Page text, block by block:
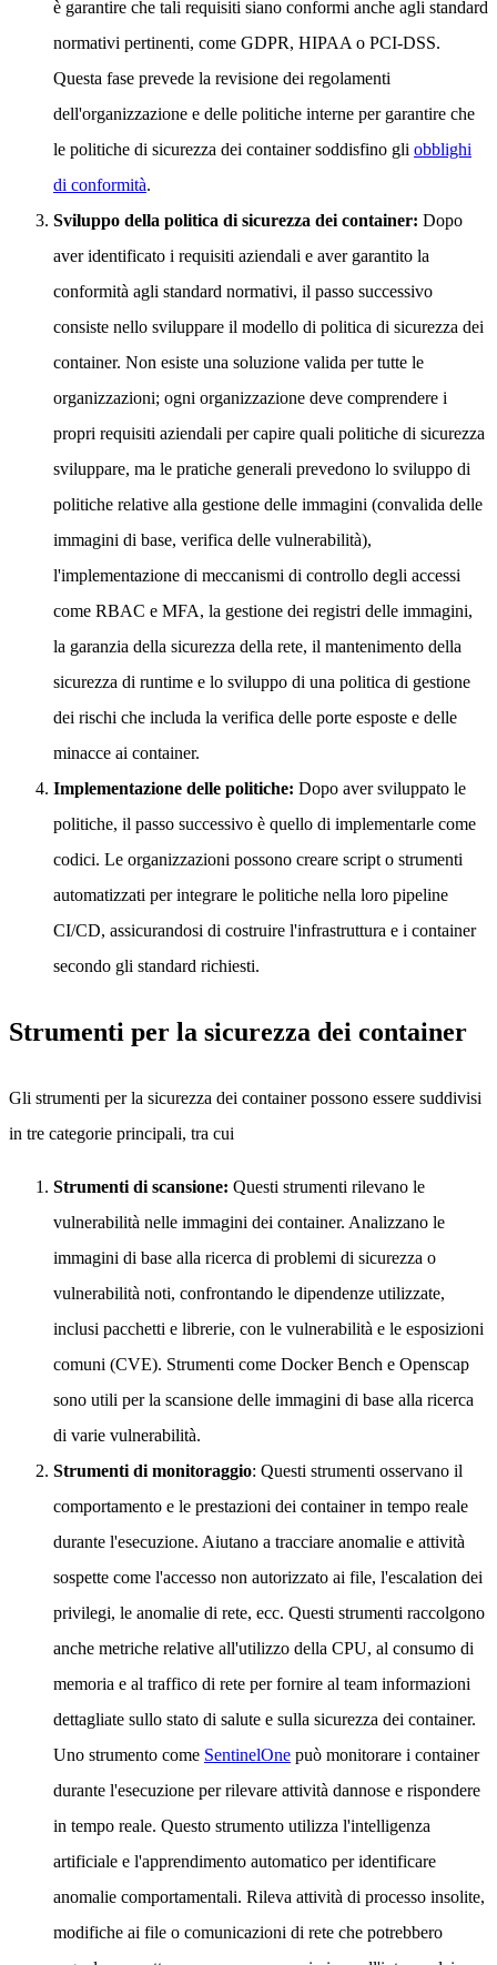
è garantire che tali requisiti siano conformi anche agli standard
normativi pertinenti, come GDPR, HIPAA o PCI-DSS.
Questa fase prevede la revisione dei regolamenti
dell'organizzazione e delle politiche interne per garantire che
le politiche di sicurezza dei container soddisfino gli obblighi
di conformità.
Sviluppo della politica di sicurezza dei container: Dopo
aver identificato i requisiti aziendali e aver garantito la
conformità agli standard normativi, il passo successivo
consiste nello sviluppare il modello di politica di sicurezza dei
container. Non esiste una soluzione valida per tutte le
organizzazioni; ogni organizzazione deve comprendere i
propri requisiti aziendali per capire quali politiche di sicurezza
sviluppare, ma le pratiche generali prevedono lo sviluppo di
politiche relative alla gestione delle immagini (convalida delle
immagini di base, verifica delle vulnerabilità),
l'implementazione di meccanismi di controllo degli accessi
come RBAC e MFA, la gestione dei registri delle immagini,
la garanzia della sicurezza della rete, il mantenimento della
sicurezza di runtime e lo sviluppo di una politica di gestione
dei rischi che includa la verifica delle porte esposte e delle
minacce ai container.
Implementazione delle politiche: Dopo aver sviluppato le
politiche, il passo successivo è quello di implementarle come
codici. Le organizzazioni possono creare script o strumenti
automatizzati per integrare le politiche nella loro pipeline
CI/CD, assicurandosi di costruire l'infrastruttura e i container
secondo gli standard richiesti.
Strumenti per la sicurezza dei container
Gli strumenti per la sicurezza dei container possono essere suddivisi
in tre categorie principali, tra cui
Strumenti di scansione: Questi strumenti rilevano le
vulnerabilità nelle immagini dei container. Analizzano le
immagini di base alla ricerca di problemi di sicurezza o
vulnerabilità noti, confrontando le dipendenze utilizzate,
inclusi pacchetti e librerie, con le vulnerabilità e le esposizioni
comuni (CVE). Strumenti come Docker Bench e Openscap
sono utili per la scansione delle immagini di base alla ricerca
di varie vulnerabilità.
Strumenti di monitoraggio: Questi strumenti osservano il
comportamento e le prestazioni dei container in tempo reale
durante l'esecuzione. Aiutano a tracciare anomalie e attività
sospette come l'accesso non autorizzato ai file, l'escalation dei
privilegi, le anomalie di rete, ecc. Questi strumenti raccolgono
anche metriche relative all'utilizzo della CPU, al consumo di
memoria e al traffico di rete per fornire al team informazioni
dettagliate sullo stato di salute e sulla sicurezza dei container.
Uno strumento come SentinelOne può monitorare i container
durante l'esecuzione per rilevare attività dannose e rispondere
in tempo reale. Questo strumento utilizza l'intelligenza
artificiale e l'apprendimento automatico per identificare
anomalie comportamentali. Rileva attività di processo insolite,
modifiche ai file o comunicazioni di rete che potrebbero